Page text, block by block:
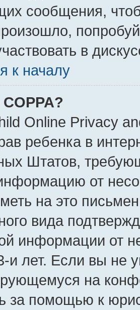
сообщения,
в
к началу
Online Privacy
ребенка в
Штатов,
от
на это
вида
информации от
и лет. Если вы не
на
за помощью к